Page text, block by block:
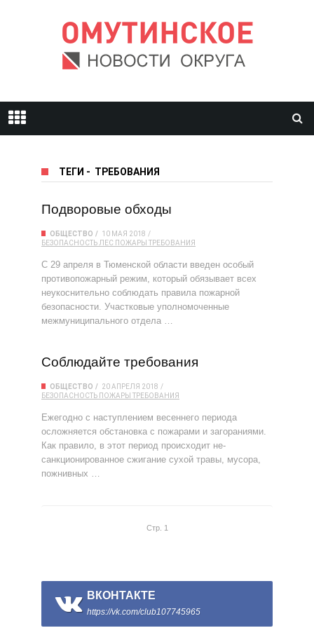
ТЕГИ - ТРЕБОВАНИЯ
Подворовые обходы
ОБЩЕСТВО
10 МАЯ 2018
БЕЗОПАСНОСТЬ ЛЕС ПОЖАРЫ ТРЕБОВАНИЯ
С 29 апреля в Тюменской области введен особый
противопожарный режим, который обязывает всех
неукоснительно соблюдать правила пожарной
безопасности. Участковые уполномоченные
межмуниципального отдела …
Соблюдайте требования
ОБЩЕСТВО
20 АПРЕЛЯ 2018
БЕЗОПАСНОСТЬ ПОЖАРЫ ТРЕБОВАНИЯ
Ежегодно с наступлением весеннего периода
осложняется обстановка с пожарами и загораниями.
Как правило, в этот период происходит не-
санкционированное сжигание сухой травы, мусора,
пожнивных …
Стр. 1
ВКОНТАКТЕ
https://vk.com/club107745965